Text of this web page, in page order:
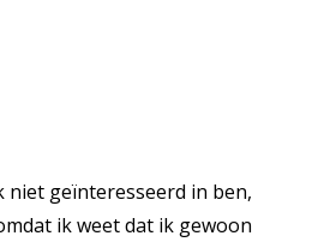
niet geïnteresseerd in ben,
ik weet dat ik gewoon